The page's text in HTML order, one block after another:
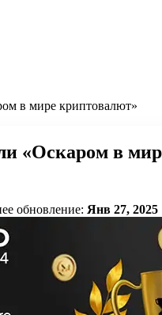
в мире криптовалют»
«Оскаром в
обновление: Янв 27, 2025